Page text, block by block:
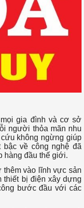
gia đình và cơ sở
người thỏa mãn nhu
không ngừng giúp
về công nghệ đã
hàng đầu thế giới.
thêm vào lĩnh vực sản
thiết bị điện xây dựng
bước đầu với các